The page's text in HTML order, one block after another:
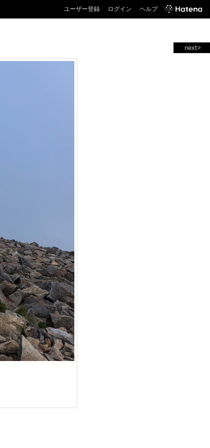
ユーザー登録 ログイン ヘルプ
next>